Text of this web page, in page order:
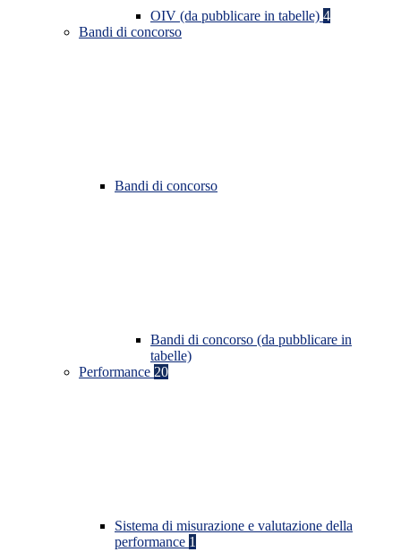
OIV (da pubblicare in tabelle) 4
Bandi di concorso
Bandi di concorso
Bandi di concorso (da pubblicare in
tabelle)
Performance 20
Sistema di misurazione e valutazione della
performance 1